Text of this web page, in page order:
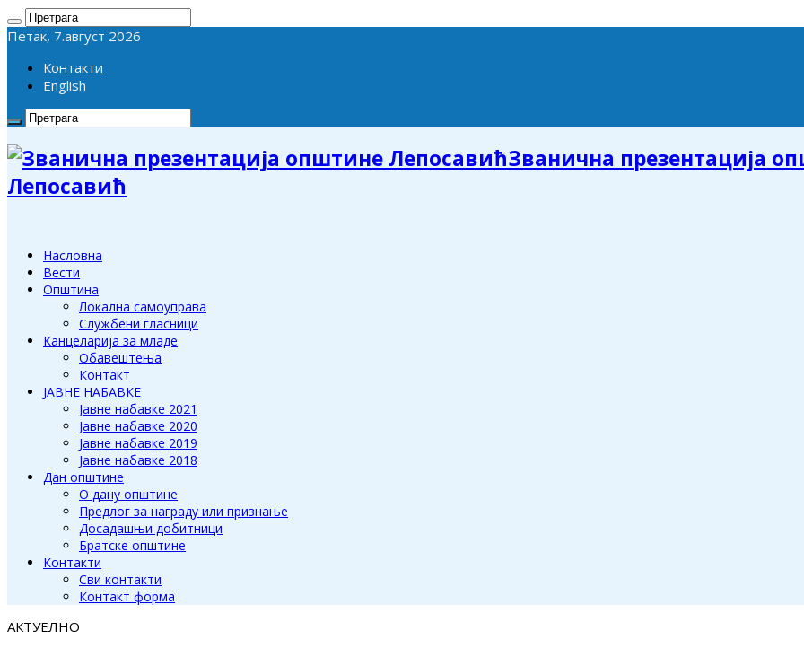
Петак, 7.август 2026
Контакти
English
Званична презентација
Лепосавић
Насловна
Вести
Општина
Локална самоуправа
Службени гласници
Канцеларија за младе
Обавештења
Контакт
ЈАВНЕ НАБАВКЕ
Јавне набавке 2021
Јавне набавке 2020
Јавне набавке 2019
Јавне набавке 2018
Дан општине
О дану општине
Предлог за награду или признање
Досадашњи добитници
Братске општине
Контакти
Сви контакти
Контакт форма
АКТУЕЛНО